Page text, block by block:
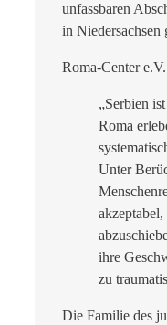
unfassbaren
in Niedersachsen
Roma-Center
„Serbien
Roma
Unter
ihre
zu
Die Familie des